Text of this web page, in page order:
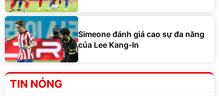
Simeone đánh giá cao sự đa năng
của Lee Kang-In
TIN NÓNG